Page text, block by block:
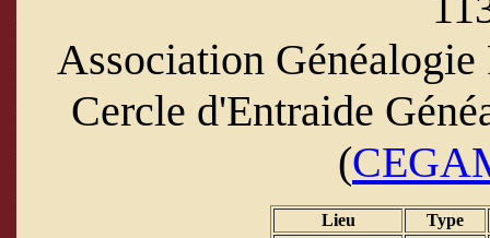
Association Généalogie
Cercle d'Entraide
(
Lieu
Type